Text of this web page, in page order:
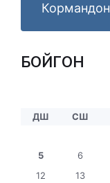
Кормандон
БОЙГОНӢ
ДШ СШ
5
6
12
13